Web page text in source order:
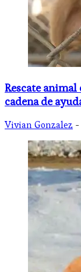
Rescate
cadena de
Vivian Gonzalez -